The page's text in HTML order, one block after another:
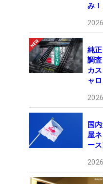
BALL：ブリヂストン
み！
純
調
カ
ャ
国
屋
ー